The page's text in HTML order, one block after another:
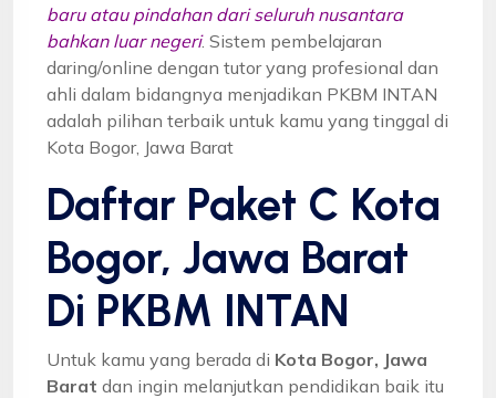
baru atau pindahan dari seluruh nusantara
bahkan luar negeri. Sistem pembelajaran
daring/online dengan tutor yang profesional dan
ahli dalam bidangnya menjadikan PKBM INTAN
adalah pilihan terbaik untuk kamu yang tinggal di
Kota Bogor, Jawa Barat
Daftar Paket C Kota
Bogor, Jawa Barat
Di PKBM INTAN
Untuk kamu yang berada di Kota Bogor, Jawa
Barat dan ingin melanjutkan pendidikan baik itu